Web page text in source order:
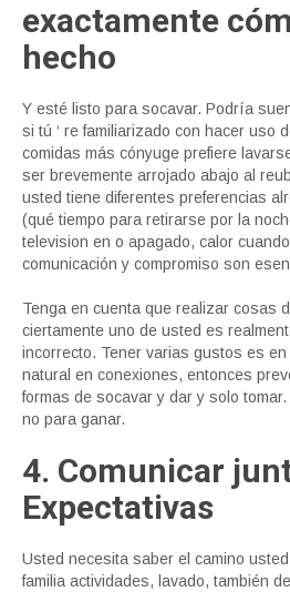
exactamente
hecho
Y esté listo para socavar. Podría
si tú ‘ re familiarizado con hacer uso
comidas más cónyuge prefiere
ser brevemente arrojado abajo al
usted tiene diferentes preferencias
(qué tiempo para retirarse por la
television en o apagado, calor
comunicación y compromiso son
Tenga en cuenta que realizar cosas
ciertamente uno de usted es
incorrecto. Tener varias gustos es
natural en conexiones, entonces
formas de socavar y dar y solo
no para ganar.
4. Comunicar
Expectativas
Usted necesita saber el camino
familia actividades, lavado, también